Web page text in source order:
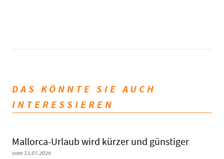
DAS KÖNNTE SIE AUCH
INTERESSIEREN
Mallorca-Urlaub wird kürzer und günstiger
vom 13.07.2026